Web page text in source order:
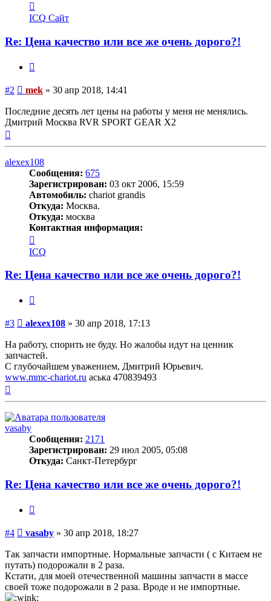
информация
пользователя
ICQ Сайт
Re: Цена качество или все же очень дорого?!
#2 Сообщение
mek » 30 апр 2018, 14:41
Последние десять лет цены на работы у меня не менялись.
Дмитрий Москва RVR SPORT GEAR X2
alexex108
Сообщения: 675
Зарегистрирован: 03 окт 2006, 15:59
Автомобиль: chariot grandis
Откуда: Москва.
Откуда: москва
Контактная информация:
информация
пользователя
ICQ
Re: Цена качество или все же очень дорого?!
#3 Сообщение
alexex108 » 30 апр 2018, 17:13
На работу, спорить не буду. Но жалобы идут на ценник
запчастей.
С глубочайшем уважением, Дмитрий Юрьевич.
www.mmc-chariot.ru аська 470839493
vasaby
Сообщения: 2171
Зарегистрирован: 29 июл 2005, 05:08
Откуда: Санкт-Петербург
Re: Цена качество или все же очень дорого?!
#4 Сообщение
vasaby » 30 апр 2018, 18:27
Так запчасти импортные. Нормальные запчасти ( с Китаем не
путать) подорожали в 2 раза.
Кстати, для моей отечественной машины запчасти в массе
своей тоже подорожали в 2 раза. Вроде и не импортные.